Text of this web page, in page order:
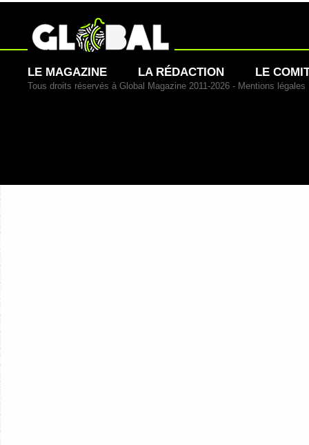
LE MAGAZINE LA RÉDACTION LE
Tous droits réservés à Global Magazine 2011-2026 - Mentions légales